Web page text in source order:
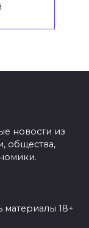
новости из
общества,
18+